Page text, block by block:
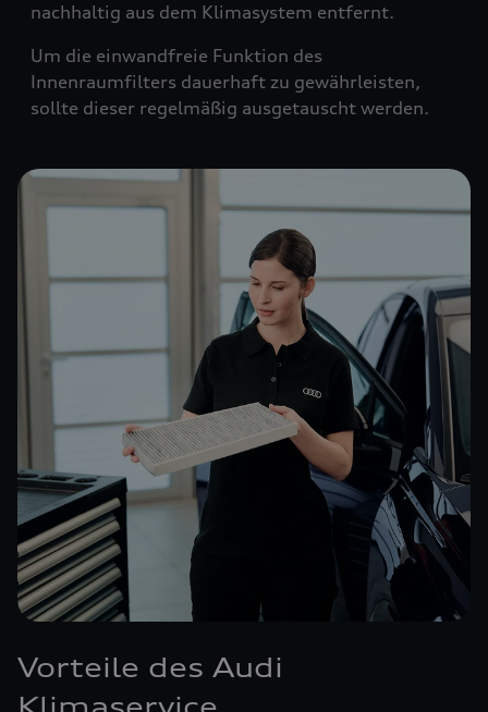
nachhaltig aus dem Klimasystem entfernt.
Um die einwandfreie Funktion des
Innenraumfilters dauerhaft zu gewährleisten,
sollte dieser regelmäßig ausgetauscht werden.
Vorteile des Audi